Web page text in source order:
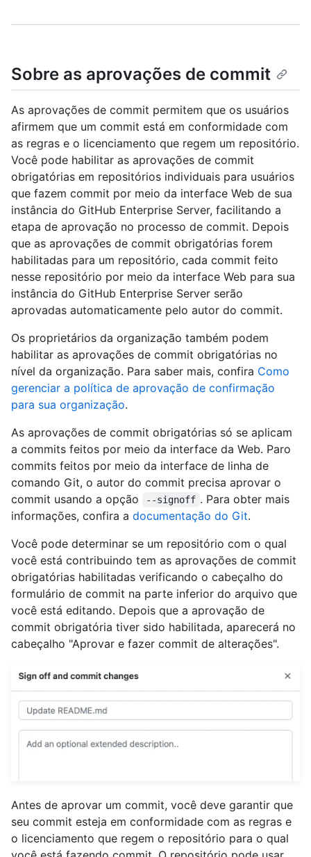
Sobre as aprovações de commit
As aprovações de commit permitem que os usuários
afirmem que um commit está em conformidade com
as regras e o licenciamento que regem um repositório.
Você pode habilitar as aprovações de commit
obrigatórias em repositórios individuais para usuários
que fazem commit por meio da interface Web de sua
instância do GitHub Enterprise Server, facilitando a
etapa de aprovação no processo de commit. Depois
que as aprovações de commit obrigatórias forem
habilitadas para um repositório, cada commit feito
nesse repositório por meio da interface Web para sua
instância do GitHub Enterprise Server serão
aprovadas automaticamente pelo autor do commit.
Os proprietários da organização também podem
habilitar as aprovações de commit obrigatórias no
nível da organização. Para saber mais, confira Como
gerenciar a política de aprovação de confirmação
para sua organização.
As aprovações de commit obrigatórias só se aplicam
a commits feitos por meio da interface da Web. Paro
commits feitos por meio da interface de linha de
comando Git, o autor do commit precisa aprovar o
commit usando a opção
--signoff . Para obter mais
informações, confira a documentação do Git.
Você pode determinar se um repositório com o qual
você está contribuindo tem as aprovações de commit
obrigatórias habilitadas verificando o cabeçalho do
formulário de commit na parte inferior do arquivo que
você está editando. Depois que a aprovação de
commit obrigatória tiver sido habilitada, aparecerá no
cabeçalho "Aprovar e fazer commit de alterações".
Antes de aprovar um commit, você deve garantir que
seu commit esteja em conformidade com as regras e
o licenciamento que regem o repositório para o qual